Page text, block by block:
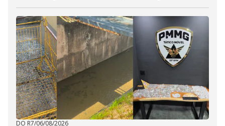
DO R7/06/08/2026